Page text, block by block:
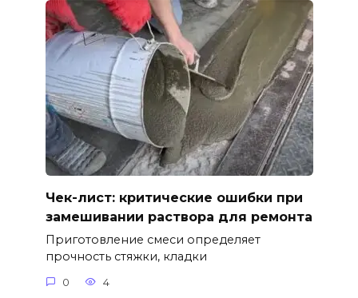
Чек-лист: критические ошибки при
замешивании раствора для ремонта
Приготовление смеси определяет
прочность стяжки, кладки
0 4